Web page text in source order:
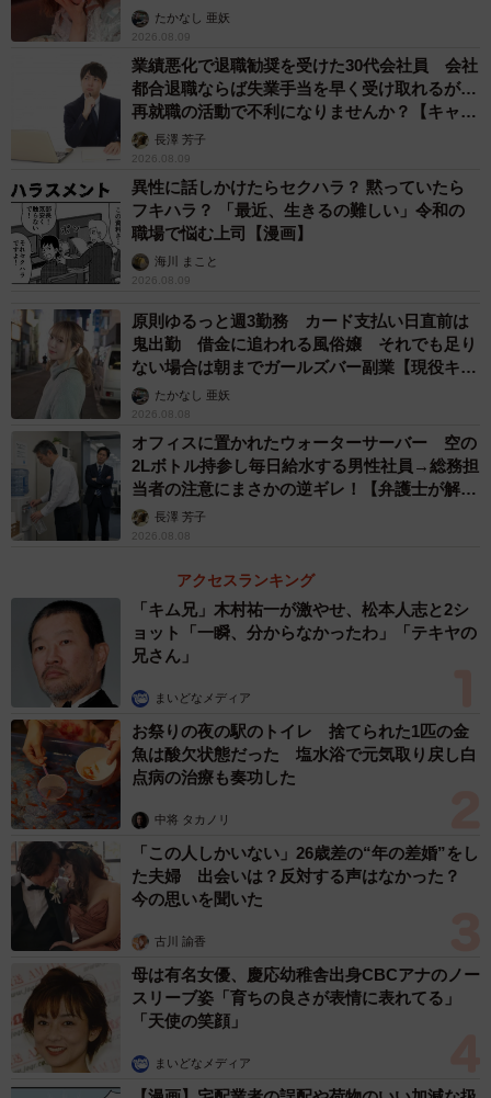
ャストに取材】
たかなし 亜妖
2026.08.09
業績悪化で退職勧奨を受けた30代会社員 会社
都合退職ならば失業手当を早く受け取れるが…
再就職の活動で不利になりませんか？【キャリ
アカウンセラーが解説】
長澤 芳子
2026.08.09
異性に話しかけたらセクハラ？ 黙っていたら
フキハラ？ 「最近、生きるの難しい」令和の
職場で悩む上司【漫画】
海川 まこと
2026.08.09
原則ゆるっと週3勤務 カード支払い日直前は
鬼出勤 借金に追われる風俗嬢 それでも足り
ない場合は朝までガールズバー副業【現役キャ
ストに取材】
たかなし 亜妖
2026.08.08
オフィスに置かれたウォーターサーバー 空の
2Lボトル持参し毎日給水する男性社員→総務担
当者の注意にまさかの逆ギレ！【弁護士が解
説】長澤 芳子
2026.08.08
アクセスランキング
「キム兄」木村祐一が激やせ、松本人志と2シ
ョット「一瞬、分からなかったわ」「テキヤの
兄さん」
まいどなメディア
お祭りの夜の駅のトイレ 捨てられた1匹の金
魚は酸欠状態だった 塩水浴で元気取り戻し白
点病の治療も奏功した
中将 タカノリ
「この人しかいない」26歳差の“年の差婚”をし
た夫婦 出会いは？反対する声はなかった？
今の思いを聞いた
古川 諭香
母は有名女優、慶応幼稚舎出身CBCアナのノー
スリーブ姿「育ちの良さが表情に表れてる」
「天使の笑顔」
まいどなメディア